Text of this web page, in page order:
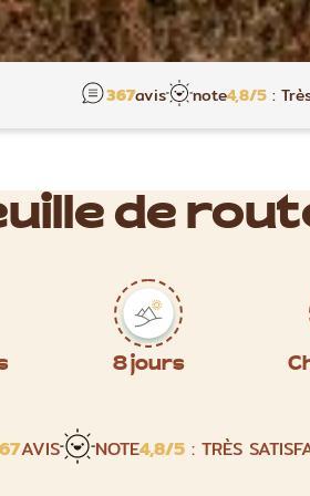
367avis note4,8/5 :
de
8 jours
AVIS NOTE4,8/5: TRÈS